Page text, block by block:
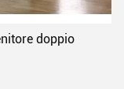
doppio